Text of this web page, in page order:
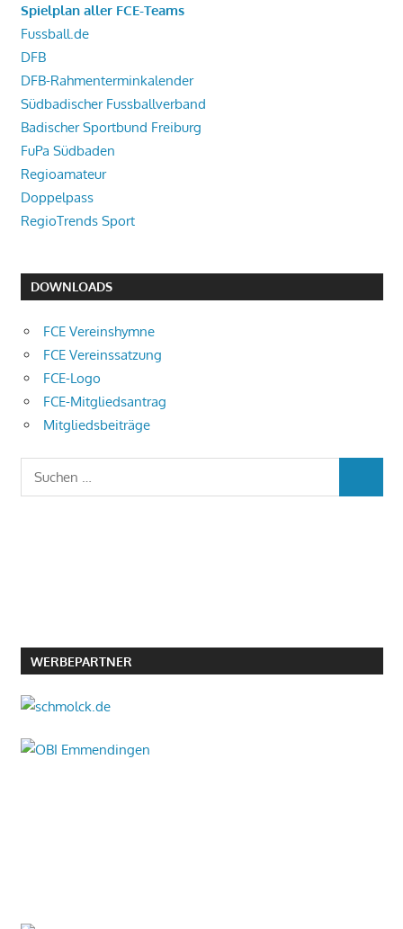
Spielplan aller FCE-Teams
Fussball.de
DFB
DFB-Rahmenterminkalender
Südbadischer Fussballverband
Badischer Sportbund Freiburg
FuPa Südbaden
Regioamateur
Doppelpass
RegioTrends Sport
DOWNLOADS
FCE Vereinshymne
FCE Vereinssatzung
FCE-Logo
FCE-Mitgliedsantrag
Mitgliedsbeiträge
Suchen
nach:
WERBEPARTNER